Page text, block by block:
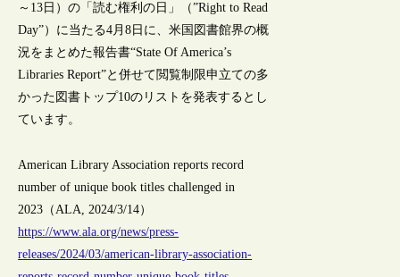
～13日）の「読む権利の日」（”Right to Read
Day”）に当たる4月8日に、米国図書館界の概
況をまとめた報告書“State Of America’s
Libraries Report”と併せて閲覧制限申立ての多
かった図書トップ10のリストを発表するとし
ています。
American Library Association reports record
number of unique book titles challenged in
2023（ALA, 2024/3/14）
https://www.ala.org/news/press-
releases/2024/03/american-library-association-